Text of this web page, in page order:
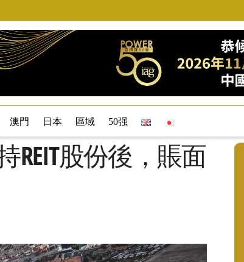
澳門 日本 區域 50强
股份後，賬面